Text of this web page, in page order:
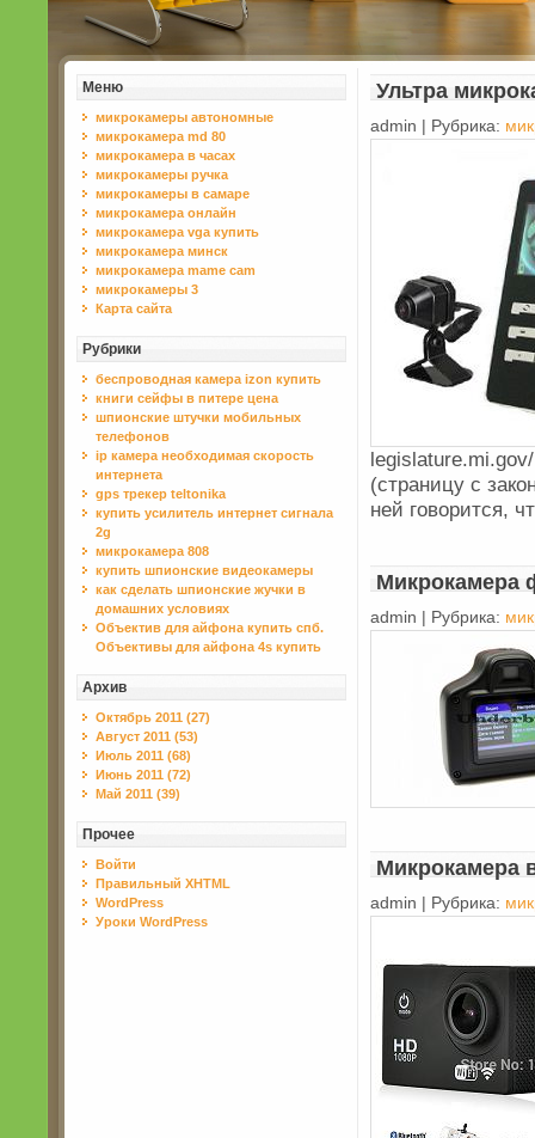
Меню
микрокамеры автономные
микрокамера md 80
микрокамера в часах
микрокамеры ручка
микрокамеры в самаре
микрокамера онлайн
микрокамера vga купить
микрокамера минск
микрокамера mame cam
микрокамеры 3
Карта сайта
Рубрики
беспроводная камера izon купить
книги сейфы в питере цена
шпионские штучки мобильных
телефонов
ip камера необходимая скорость
интернета
gps трекер teltonika
купить усилитель интернет сигнала
2g
микрокамера 808
купить шпионские видеокамеры
как сделать шпионские жучки в
домашних условиях
Объектив для айфона купить спб.
Объективы для айфона 4s купить
Архив
Октябрь 2011 (27)
Август 2011 (53)
Июль 2011 (68)
Июнь 2011 (72)
Май 2011 (39)
Прочее
Войти
Правильный XHTML
WordPress
Уроки WordPress
Ультра
admin | Рубрика:
(страницу с
ней говорится,
Микрокамера
admin | Рубрика:
Микрокамера
admin | Рубрика: